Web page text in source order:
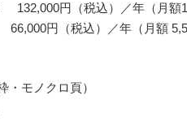
円（税込）／年（月額
円（税込）／年（月額
モノクロ頁）